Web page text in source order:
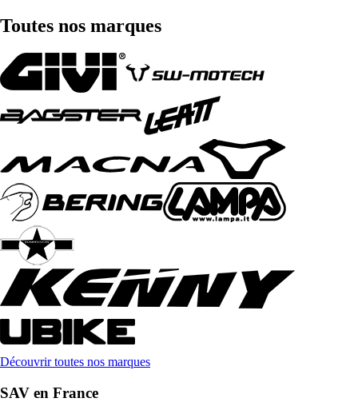
Toutes nos marques
Découvrir toutes nos marques
SAV en France